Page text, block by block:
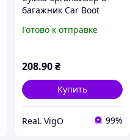
багажник Car Boot
Готово к отправке
208.90 ₴
Купить
ReaL VigO 99%